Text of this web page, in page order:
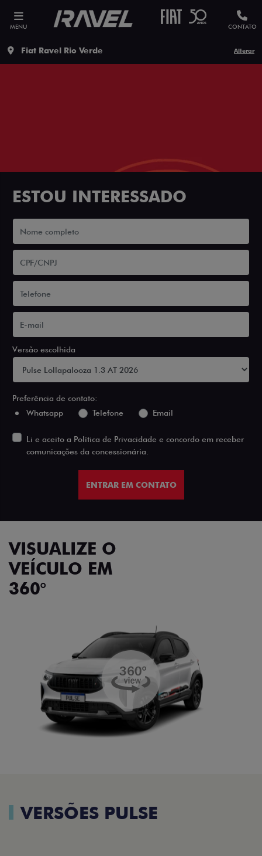
MENU CONTATO
Fiat Ravel Rio Verde Alterar
ESTOU INTERESSADO
Versão escolhida
Preferência de contato:
Whatsapp
Telefone Email
Li e aceito a Política de Privacidade e concordo em receber
comunicações da concessionária.
ENTRAR EM CONTATO
VISUALIZE O
VEÍCULO EM
360°
VERSÕES PULSE